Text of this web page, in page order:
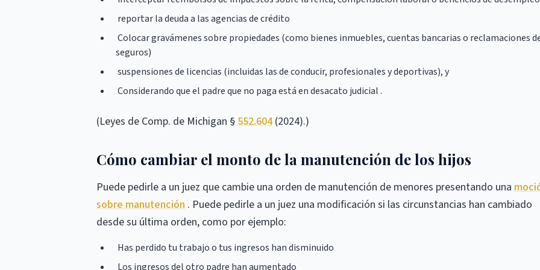
reportar la deuda a las agencias de crédito
Colocar gravámenes sobre propiedades (como bienes inmuebles, cuentas bancarias o reclamaciones
seguros)
suspensiones de licencias (incluidas las de conducir, profesionales y deportivas), y
Considerando que el padre que no paga está en desacato judicial .
(Leyes de Comp. de Michigan § 552.604(2024).)
Cómo cambiar el monto de la manutención de los hijos
Puede pedirle a un juez que cambie una orden de manutención de menores presentando una
sobre manutención . Puede pedirle a un juez una modificación si las circunstancias han cambiado
desde su última orden, como por ejemplo:
Has perdido tu trabajo o tus ingresos han disminuido
Los ingresos del otro padre han aumentado